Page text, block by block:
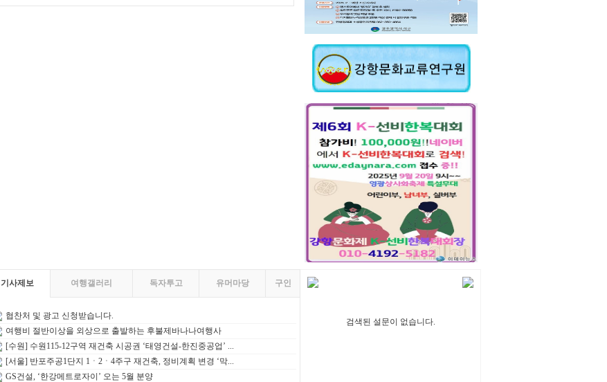
기사제보 여행갤러리 독자투고 유머마당 구인
협찬처 및 광고 신청받습니다.
여행비 절반이상을 외상으로 출발하는 후불제바나나여행사
[수원] 수원115-12구역 재건축 시공권 ‘태영건설-한진중공업’ ...
[서울] 반포주공1단지 1ㆍ2ㆍ4주구 재건축, 정비계획 변경 ‘막...
GS건설, ‘한강메트로자이’ 오는 5월 분양
검색된 설문이 없습니다.